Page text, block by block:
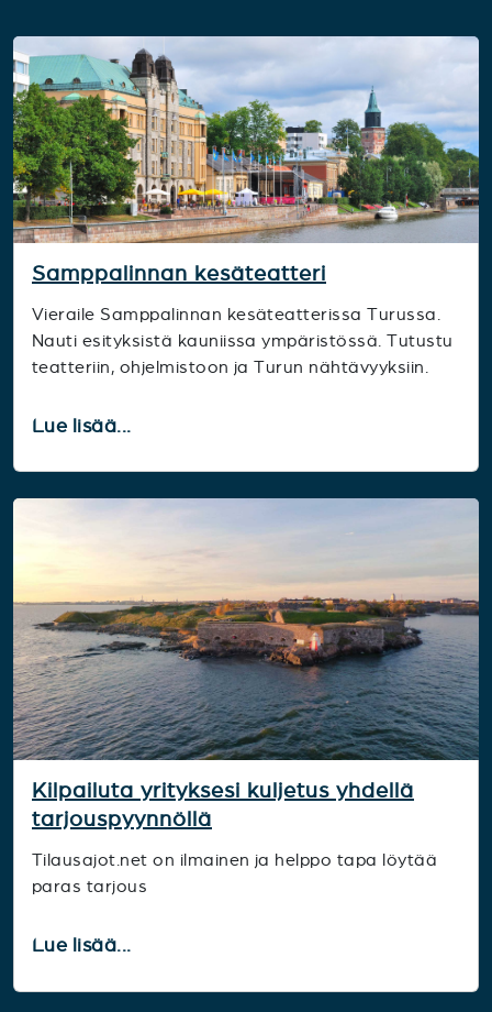
Samppalinnan kesäteatteri
Vieraile Samppalinnan kesäteatterissa Turussa.
Nauti esityksistä kauniissa ympäristössä. Tutustu
teatteriin, ohjelmistoon ja Turun nähtävyyksiin.
Lue lisää...
Kilpailuta yrityksesi kuljetus yhdellä
tarjouspyynnöllä
Tilausajot.net on ilmainen ja helppo tapa löytää
paras tarjous
Lue lisää...